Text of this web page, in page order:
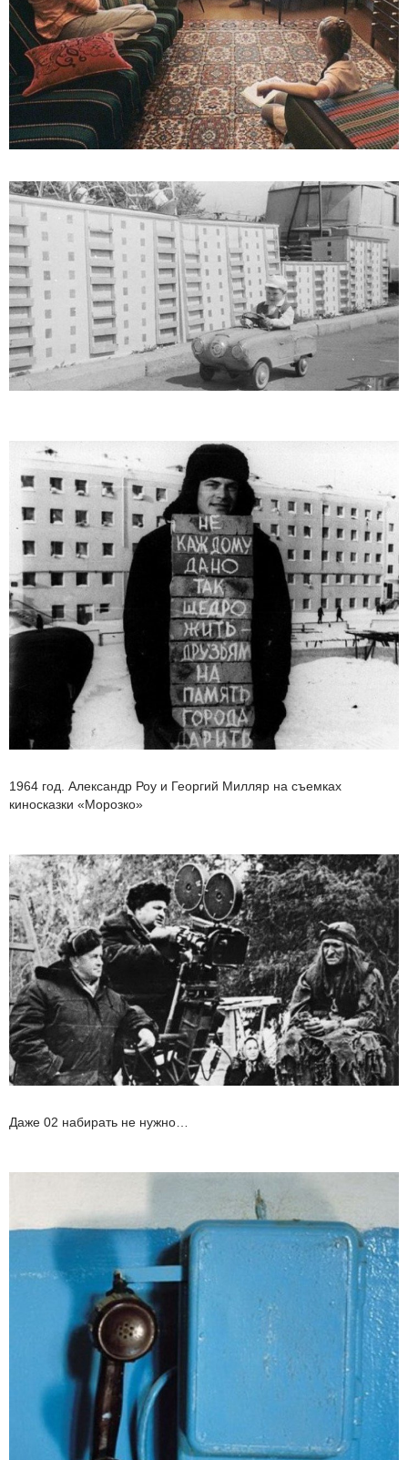
1964 год. Александр Роу и Георгий Милляр на съемках
киносказки «Морозко»
Даже 02 набирать не нужно…